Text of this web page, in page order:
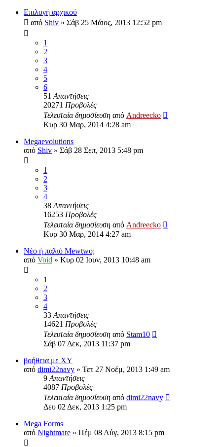
Επιλογή αρχικού
από Shiv » Σάβ 25 Μάιος, 2013 12:52 pm
1
2
3
4
5
6
51 Απαντήσεις
20271 Προβολές
Τελευταία δημοσίευση από Andreecko
Κυρ 30 Μαρ, 2014 4:28 am
Megaevolutions
από Shiv » Σάβ 28 Σεπ, 2013 5:48 pm
1
2
3
4
38 Απαντήσεις
16253 Προβολές
Τελευταία δημοσίευση από Andreecko
Κυρ 30 Μαρ, 2014 4:27 am
Νέο ή παλιό Mewtwo;
από Void » Κυρ 02 Ιουν, 2013 10:48 am
1
2
3
4
33 Απαντήσεις
14621 Προβολές
Τελευταία δημοσίευση από Stam10
Σάβ 07 Δεκ, 2013 11:37 pm
βοήθεια με XY
από dimi22navy » Τετ 27 Νοέμ, 2013 1:49 am
9 Απαντήσεις
4087 Προβολές
Τελευταία δημοσίευση από dimi22navy
Δευ 02 Δεκ, 2013 1:25 pm
Mega Forms
από Nightmare » Πέμ 08 Αύγ, 2013 8:15 pm